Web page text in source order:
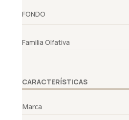
FONDO
Familia Olfativa
CARACTERÍSTICAS
Marca